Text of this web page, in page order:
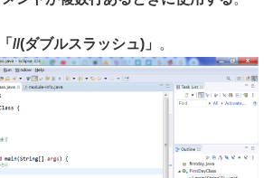
//(ダブルスラッシュ)」 。